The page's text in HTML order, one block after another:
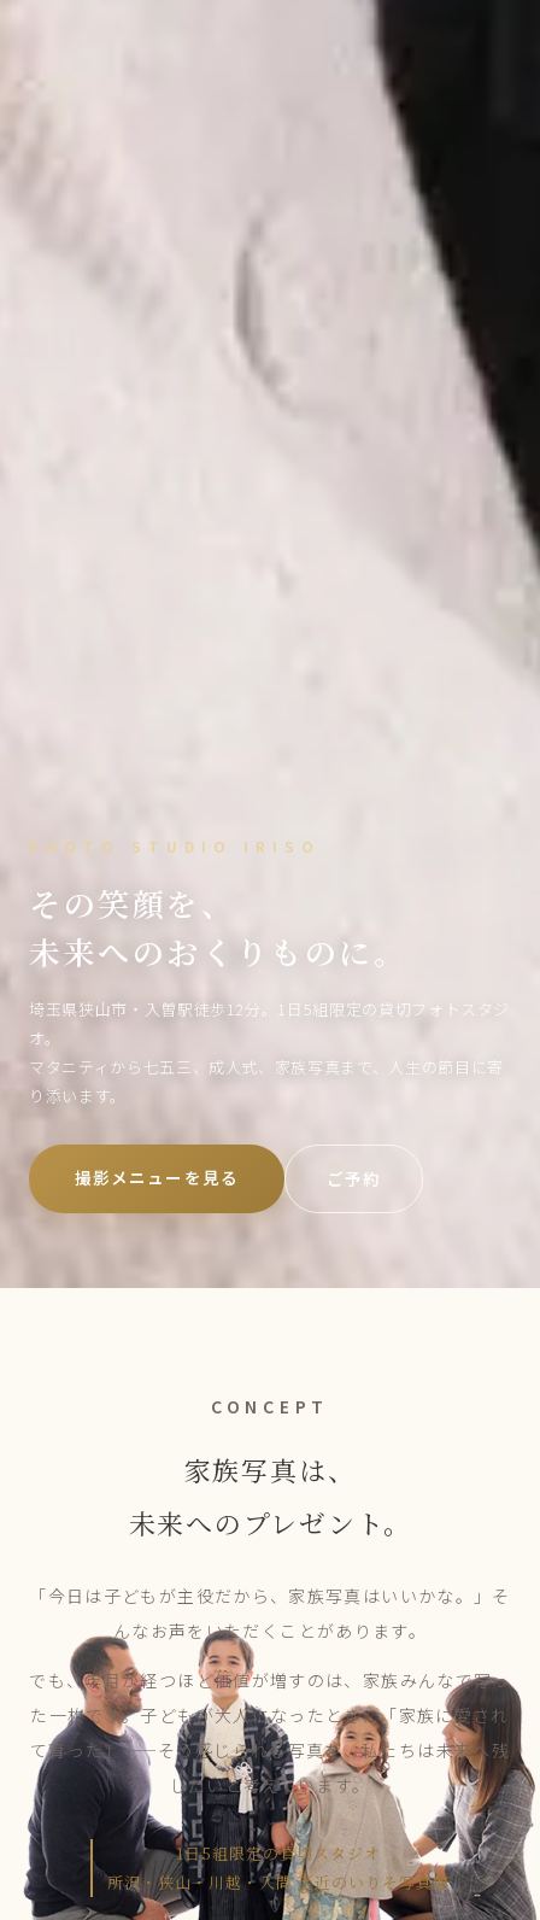
PHOTO STUDIO IRISO
その笑顔を、
未来へのおくりものに。
埼玉県狭山市・入曽駅徒歩12分。1日5組限定の貸切フォトスタジ
オ。
マタニティから七五三、成人式、家族写真まで、人生の節目に寄
り添います。
撮影メニューを見る ご予約
CONCEPT
家族写真は、
未来へのプレゼント。
「今日は子どもが主役だから、家族写真はいいかな。」そ
んなお声をいただくことがあります。
でも、年月が経つほど価値が増すのは、家族みんなで写っ
た一枚です。子どもが大人になったとき、「家族に愛され
て育った」——そう感じられる写真を、私たちは未来へ残
したいと考えています。
1日5組限定の貸切スタジオ
所沢・狭山・川越・入間 至近のいりそ写真館